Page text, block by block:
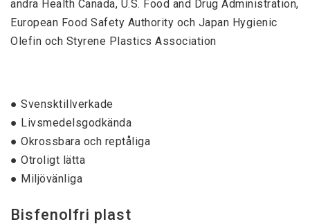
andra Health Canada, U.S. Food and Drug Administration,
European Food Safety Authority och Japan Hygienic
Olefin och Styrene Plastics Association
● Svensktillverkade
● Livsmedelsgodkända
● Okrossbara och reptåliga
● Otroligt lätta
● Miljövänliga
Bisfenolfri plast